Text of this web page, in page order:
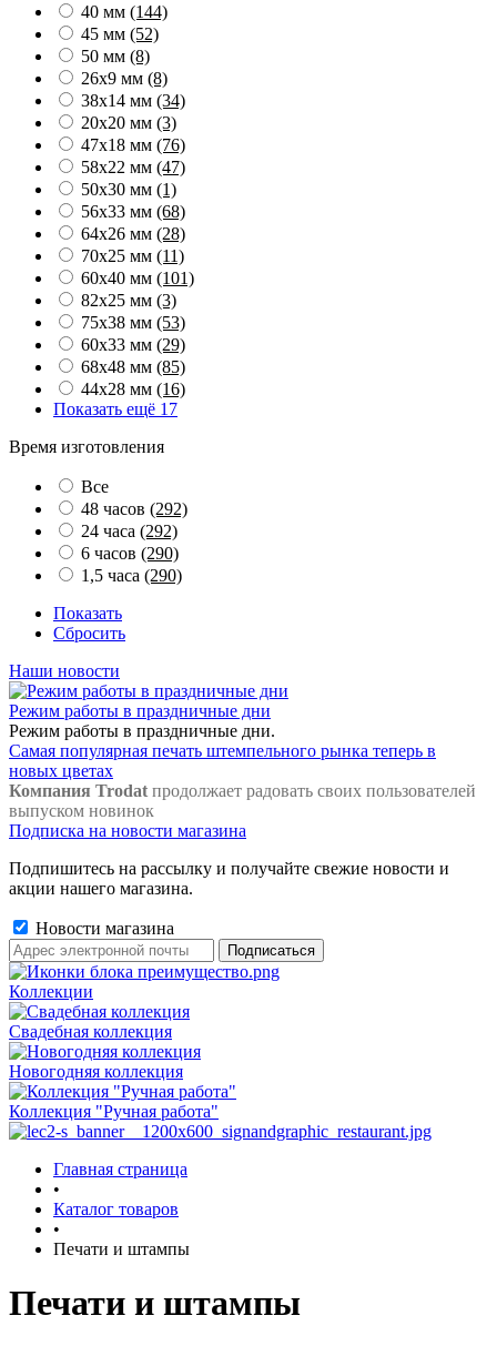
40 мм (144)
45 мм (52)
50 мм (8)
26х9 мм (8)
38х14 мм (34)
20х20 мм (3)
47х18 мм (76)
58х22 мм (47)
50х30 мм (1)
56х33 мм (68)
64х26 мм (28)
70х25 мм (11)
60х40 мм (101)
82х25 мм (3)
75х38 мм (53)
60х33 мм (29)
68х48 мм (85)
44х28 мм (16)
Показать ещё 17
Время изготовления
Все
48 часов (292)
24 часа (292)
6 часов (290)
1,5 часа (290)
Показать
Сбросить
Наши новости
Режим работы в праздничные дни
Режим работы в праздничные дни.
Самая популярная печать штемпельного рынка теперь в
новых цветах
Компания Trodat продолжает радовать своих пользователей
выпуском новинок
Подписка на новости магазина
Подпишитесь на рассылку и получайте свежие новости и
акции нашего магазина.
Новости магазина
Коллекции
Свадебная коллекция
Новогодняя коллекция
Коллекция "Ручная работа"
Главная страница
•
Каталог товаров
•
Печати и штампы
Печати и штампы